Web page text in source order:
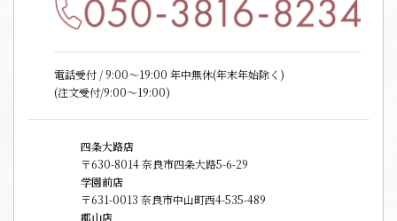
電話受付 / 9:00〜19:00 年中無休(年末年始除く)
(注文受付/9:00～19:00)
四条大路店
〒630-8014 奈良市四条大路5-6-29
学園前店
〒631-0013 奈良市中山町西4-535-489
郡山店